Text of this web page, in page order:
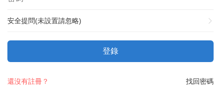
安全提問(未設置請忽略)
登錄
找回密碼
還沒有註冊？